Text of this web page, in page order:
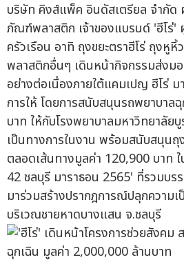
บริษัท คิงส์แพ็ค อินดัสเตรียล จำกัด
ภัณฑ์พลาสติก เจ้าของแบรนด์ 'ฮีโร่'
ครัวเรือน อาทิ ถุงขยะตราฮีโร่ ถุงหู
พลาสติกอื่นๆ เดินหน้ากิจกรรมส่งม
อย่างต่อเนื่องภายใต้แคมเปญ ฮีโร่
การให้ โดยการสนับสนุนรถพยาบาล
บาท ให้กับโรงพยาบาลมหาวิทยาลัย
เป็นทางการในงาน พร้อมสนับสนุนถุ
ตลอดเส้นทางมูลค่า 120,900 บาท
42 ชลบุรี มาราธอน 2565' ที่รวมบร
มาร่วมสร้างปรากฎการณ์ปลุกความ
บริเวณชายหาดบางแสน จ.ชลบุรี